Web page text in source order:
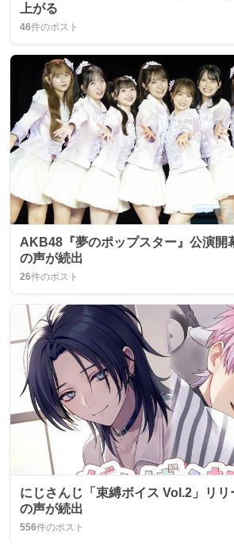
上がる
46件のポスト
AKB48『夢のポップスター』公演開
の声が続出
26件のポスト
にじさんじ「束縛ボイス Vol.2」リ
の声が続出
556件のポスト